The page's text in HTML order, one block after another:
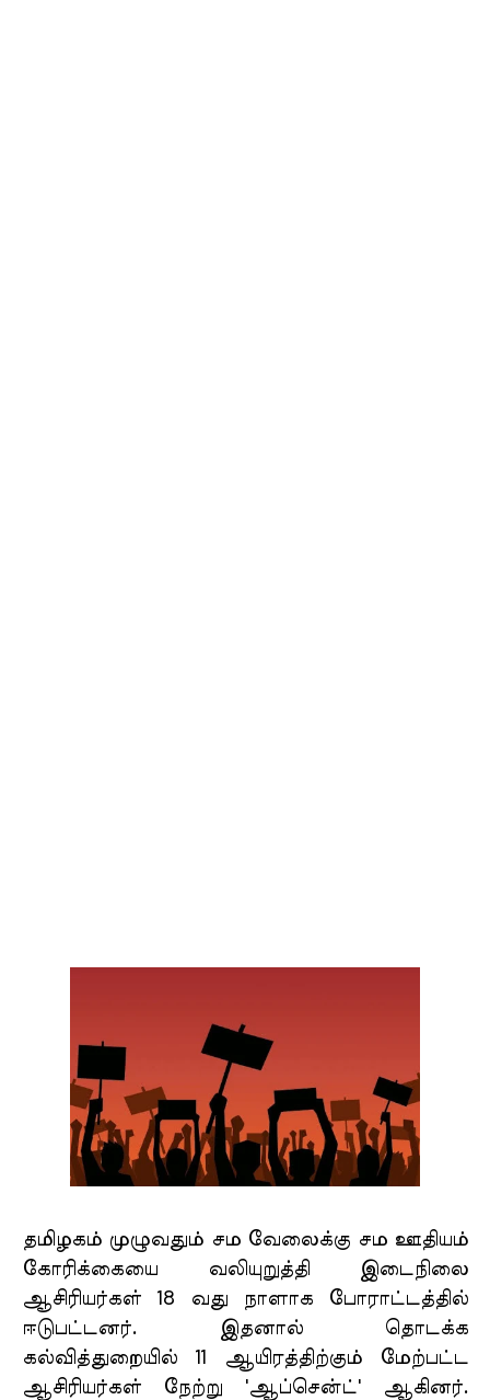
தமிழகம் முழுவதும் சம வேலைக்கு சம ஊதியம்
கோரிக்கையை வலியுறுத்தி இடைநிலை
ஆசிரியர்கள் 18 வது நாளாக போராட்டத்தில்
ஈடுபட்டனர். இதனால் தொடக்க
கல்வித்துறையில் 11 ஆயிரத்திற்கும் மேற்பட்ட
ஆசிரியர்கள் நேற்று 'ஆப்சென்ட்' ஆகினர்.